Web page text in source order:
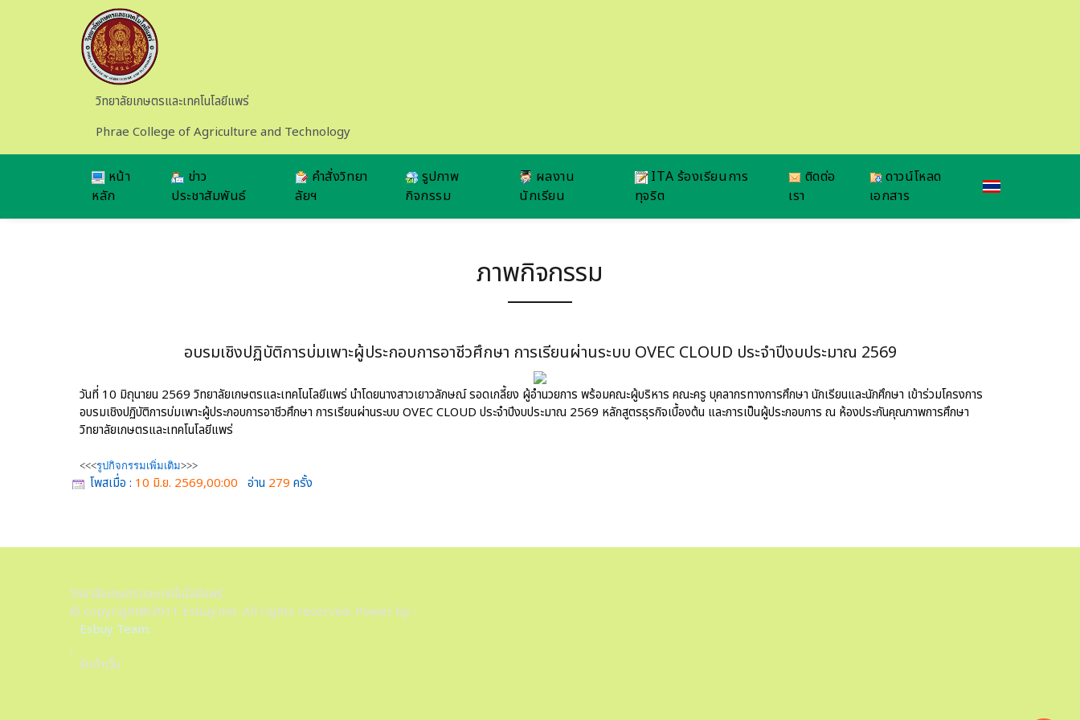
Skip to main content
วิทยาลัยเกษตรและเทคโนโลยีแพร่
Phrae College of Agriculture and Technology
หน้า
หลัก
ข่าว
ประชาสัมพันธ์
คำสั่งวิทยา
ลัยฯ
รูปภาพ
กิจกรรม
ผลงาน
นักเรียน
ITA ร้องเรียนการ
ทุจริต
ติดต่อ
เรา
ดาวน์โหลด
เอกสาร
ภาพกิจกรรม
อบรมเชิงปฏิบัติการบ่มเพาะผู้ประกอบการอาชีวศึกษา การเรียนผ่านระบบ OVEC CLOUD ประจำปีงบประมาณ 2569
วันที่ 10 มิถุนายน 2569 วิทยาลัยเกษตรและเทคโนโลยีแพร่ นำโดยนางสาวเยาวลักษณ์ รอดเกลี้ยง ผู้อำนวยการ พร้อมคณะผู้บริหาร คณะครู บุคลากรทางการศึกษา นักเรียนและนักศึกษา เข้าร่วมโครงการ
อบรมเชิงปฏิบัติการบ่มเพาะผู้ประกอบการอาชีวศึกษา การเรียนผ่านระบบ OVEC CLOUD ประจำปีงบประมาณ 2569 หลักสูตรธุรกิจเบื้องต้น และการเป็นผู้ประกอบการ ณ ห้องประกันคุณภาพการศึกษา
วิทยาลัยเกษตรและเทคโนโลยีแพร่
<<<รูปกิจกรรมเพิ่มเติม>>>
โพสเมื่อ : 10 มิ.ย. 2569,00:00 อ่าน 279 ครั้ง
วิทยาลัยเกษตรและเทคโนโลยีแพร่
© copyright@2011 Esbuy.net. All rights reserved. Power by :
Esbuy Team.
,
รับทำเว็บ